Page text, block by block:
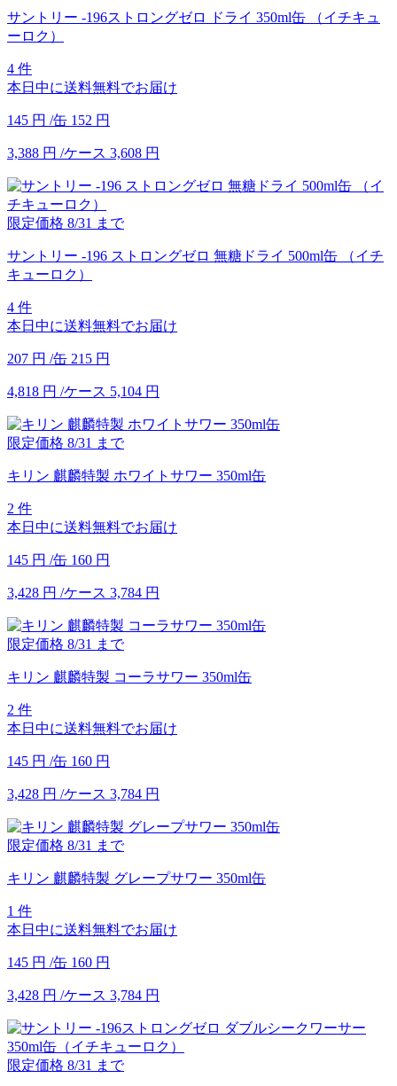
サントリー -196ストロングゼロ ドライ 350ml缶 （イチキュ
ーロク）
4 件
本日中に送料無料でお届け
145 円 /缶 152 円
3,388 円 /ケース 3,608 円
限定価格 8/31 まで
サントリー -196 ストロングゼロ 無糖ドライ 500ml缶 （イチ
キューロク）
4 件
本日中に送料無料でお届け
207 円 /缶 215 円
4,818 円 /ケース 5,104 円
限定価格 8/31 まで
キリン 麒麟特製 ホワイトサワー 350ml缶
2 件
本日中に送料無料でお届け
145 円 /缶 160 円
3,428 円 /ケース 3,784 円
限定価格 8/31 まで
キリン 麒麟特製 コーラサワー 350ml缶
2 件
本日中に送料無料でお届け
145 円 /缶 160 円
3,428 円 /ケース 3,784 円
限定価格 8/31 まで
キリン 麒麟特製 グレープサワー 350ml缶
1 件
本日中に送料無料でお届け
145 円 /缶 160 円
3,428 円 /ケース 3,784 円
限定価格 8/31 まで